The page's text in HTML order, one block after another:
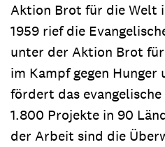
Aktion Brot für die Welt
1959 rief die
unter der Aktion Brot
im Kampf gegen
fördert das
1.800 Projekte in 90
der Arbeit sind die